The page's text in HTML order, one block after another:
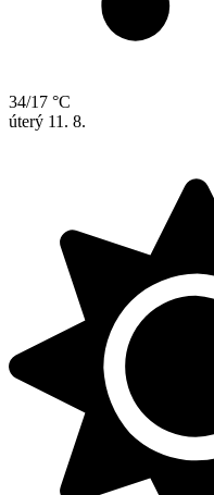
34/17 °C
úterý 11. 8.